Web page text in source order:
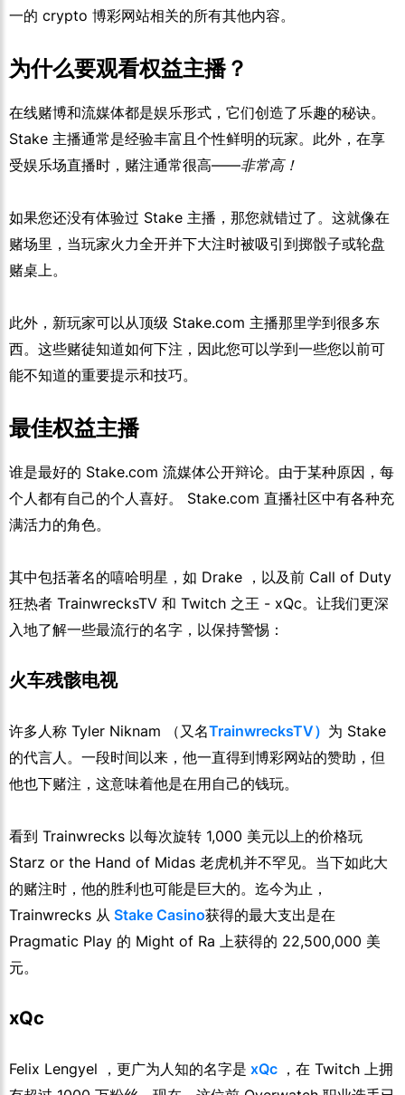
一的 crypto 博彩网站相关的所有其他内容。
为什么要观看权益主播？
在线赌博和流媒体都是娱乐形式，它们创造了乐趣的秘诀。
Stake 主播通常是经验丰富且个性鲜明的玩家。此外，在享
受娱乐场直播时，赌注通常很高——非常高！
如果您还没有体验过 Stake 主播，那您就错过了。这就像在
赌场里，当玩家火力全开并下大注时被吸引到掷骰子或轮盘
赌桌上。
此外，新玩家可以从顶级 Stake.com 主播那里学到很多东
西。这些赌徒知道如何下注，因此您可以学到一些您以前可
能不知道的重要提示和技巧。
最佳权益主播
谁是最好的 Stake.com 流媒体公开辩论。由于某种原因，每
个人都有自己的个人喜好。 Stake.com 直播社区中有各种充
满活力的角色。
其中包括著名的嘻哈明星，如 Drake ，以及前 Call of Duty
狂热者 TrainwrecksTV 和 Twitch 之王 - xQc。让我们更深
入地了解一些最流行的名字，以保持警惕：
火车残骸电视
许多人称 Tyler Niknam （又名TrainwrecksTV） 为 Stake
的代言人。一段时间以来，他一直得到博彩网站的赞助，但
他也下赌注，这意味着他是在用自己的钱玩。
看到 Trainwrecks 以每次旋转 1,000 美元以上的价格玩
Starz or the Hand of Midas 老虎机并不罕见。当下如此大
的赌注时，他的胜利也可能是巨大的。迄今为止，
Trainwrecks 从 Stake Casino获得的最大支出是在
Pragmatic Play 的 Might of Ra 上获得的 22,500,000 美
元。
xQc
Felix Lengyel ，更广为人知的名字是 xQc ，在 Twitch 上拥